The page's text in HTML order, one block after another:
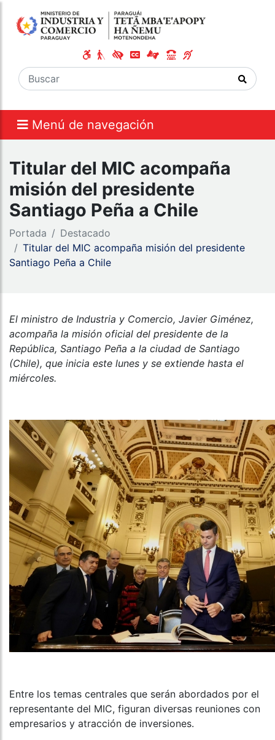
Menú de navegación
Titular del MIC acompaña
misión del presidente
Santiago Peña a Chile
Portada
Destacado
Titular del MIC acompaña misión del presidente
Santiago Peña a Chile
El ministro de Industria y Comercio, Javier Giménez,
acompaña la misión oficial del presidente de la
República, Santiago Peña a la ciudad de Santiago
(Chile), que inicia este lunes y se extiende hasta el
miércoles.
Entre los temas centrales que serán abordados por el
representante del MIC, figuran diversas reuniones con
empresarios y atracción de inversiones.